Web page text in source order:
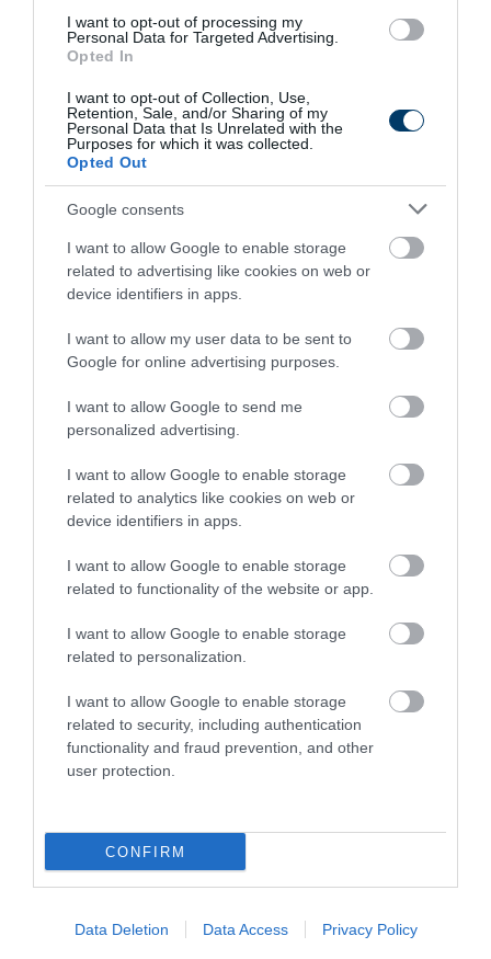
I want to opt-out of processing my
Personal Data for Targeted Advertising.
Opted In
I want to opt-out of Collection, Use,
Retention, Sale, and/or Sharing of my
Personal Data that Is Unrelated with the
Purposes for which it was collected.
Opted Out
Google consents
I want to allow Google to enable storage
related to advertising like cookies on web or
device identifiers in apps.
I want to allow my user data to be sent to
Google for online advertising purposes.
I want to allow Google to send me
personalized advertising.
I want to allow Google to enable storage
related to analytics like cookies on web or
device identifiers in apps.
I want to allow Google to enable storage
related to functionality of the website or app.
I want to allow Google to enable storage
related to personalization.
I want to allow Google to enable storage
related to security, including authentication
functionality and fraud prevention, and other
user protection.
CONFIRM
Data Deletion Data Access Privacy Policy
ismerkedik meg egymással és nagy elhatározásra szánják
magukat. Egyetlen nap alatt akarnak leélni egy egész
szomorúságra is szükség van ahhoz, hogy igazán értékelni
tudjuk a boldogságot.
A nappá vált lány - Shelley Parker-Chan
A 14. században. Kínában járunk, az országot a mongolok
irányítják. Ekkor születik egy testvérpár, egy fiú és egy lány,
akiknek sorsa elrendeltetett. Az egyikük jussa a
kedvezett az élet, meghal a lány pedig elhatározza, hogy
és kolostorba vonul. Eleinte csakis a túlélésre törekszik,
majd minden lehetőséget megragad, hogy valódi
nagyszerűségre tegyen szert. Kezdetét veszi a háború, a
politika és a cselszövések sokasága, amelyek egy percig
sem hagyják unatkozni az olvasót!
További videók a témában
Így olvass többet 2024-ben! - Kihívások és tippek, hogy be is